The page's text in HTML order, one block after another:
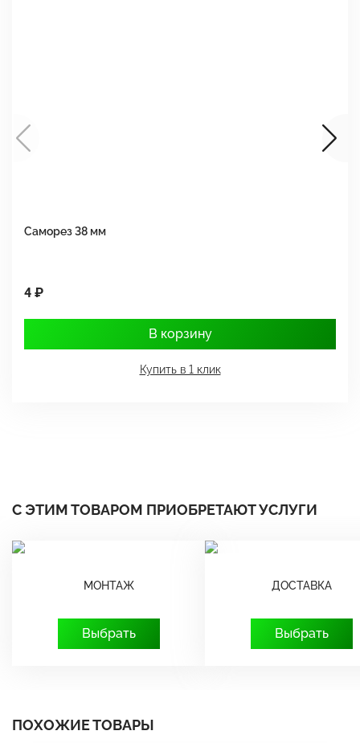
Саморез 38 мм
4 ₽
В корзину
Купить в 1 клик
С ЭТИМ ТОВАРОМ ПРИОБРЕТАЮТ УСЛУГИ
МОНТАЖ
Выбрать
ДОСТАВКА
Выбрать
ПОХОЖИЕ ТОВАРЫ